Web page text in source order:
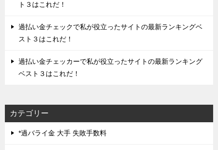
ト３はこれだ！
過払い金チェックで私が役立ったサイトの最新ランキングベ
スト３はこれだ！
過払い金チェッカーで私が役立ったサイトの最新ランキング
ベスト３はこれだ！
カテゴリー
*過バライ金 大手 失敗手数料